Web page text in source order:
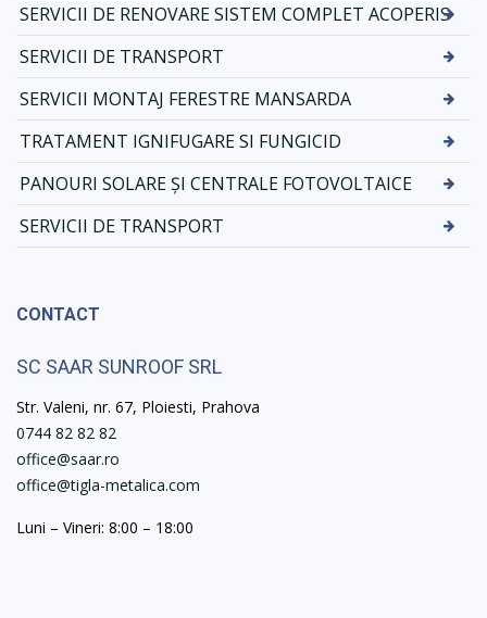
SERVICII DE RENOVARE SISTEM COMPLET ACOPERIS
SERVICII DE TRANSPORT
SERVICII MONTAJ FERESTRE MANSARDA
TRATAMENT IGNIFUGARE SI FUNGICID
PANOURI SOLARE ȘI CENTRALE FOTOVOLTAICE
SERVICII DE TRANSPORT
CONTACT
SC SAAR SUNROOF SRL
Str. Valeni, nr. 67, Ploiesti, Prahova
0744 82 82 82
office@saar.ro
office@tigla-metalica.com
Luni – Vineri: 8:00 – 18:00